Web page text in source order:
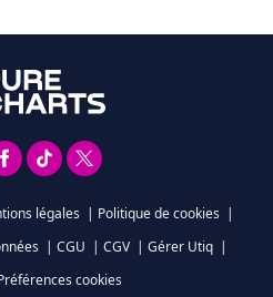
légales | Politique de cookies |
| CGU | CGV | Gérer Utiq |
cookies